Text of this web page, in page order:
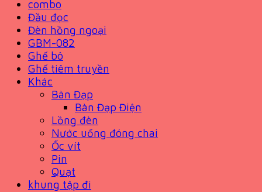
combo
Đầu đọc
Đèn hồng ngoại
GBM-082
Ghế bô
Ghế tiêm truyền
Khác
Bàn Đạp
Bàn Đạp Điện
Lồng đèn
Nước uống đóng chai
Ốc vít
Pin
Quạt
khung tập đi